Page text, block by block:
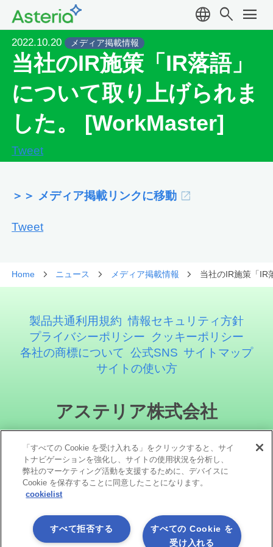
language search menu
2022.10.20 メディア掲載情報
当社のIR施策「IR落語」
について取り上げられま
した。 [WorkMaster]
Tweet
＞＞ メディア掲載リンクに移動
Tweet
Home ニュース メディア掲載情報 当社のIR施策「IR
製品共通利用規約 情報セキュリティ方針
プライバシーポリシー
クッキーポリシー
各社の商標について 公式SNS サイトマップ
サイトの使い方
アステリア株式会社
ソーシャルメディア
「すべての Cookie を受け入れる」をクリックすると、サイ
トナビゲーションを強化し、サイトの使用状況を分析し、
弊社のマーケティング活動を支援するために、デバイスに
Cookie を保存することに同意したことになります。
cookielist
すべての Cookie を
受け入れる
すべて拒否する